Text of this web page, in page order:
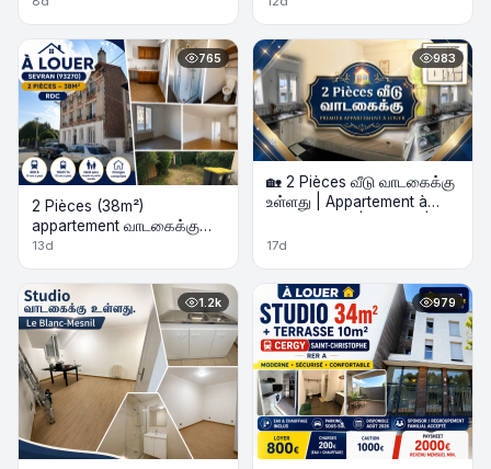
765
2 Pièces (38m²)
appartement வாடகைக்கு
உள்ளது.
13d
983
🏡 2 Pièces வீடு வாடகைக்கு
உள்ளது | Appartement à
Étage
17d
1.2k 979